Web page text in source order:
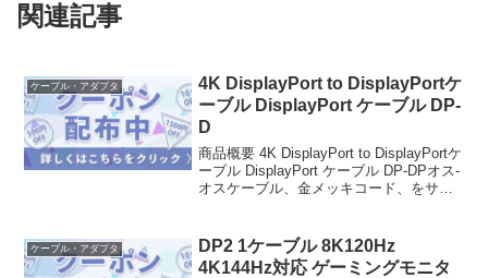
関連記事
ケーブル・アダプタ
4K DisplayPort to DisplayPortケ
ーブル DisplayPort ケーブル DP-
D
商品概要 4K DisplayPort to DisplayPortケ
ーブル DisplayPort ケーブル DP-DPオス-
オスケーブル、金メッキコード、をサポ
ケーブル・アダプタ
DP2 1ケーブル 8K120Hz
4K144Hz対応 ゲーミングモニタ